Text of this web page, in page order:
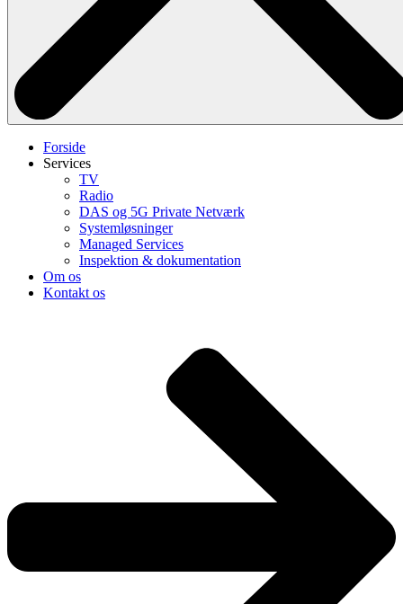
Forside
Services
TV
Radio
DAS og 5G Private Netværk
Systemløsninger
Managed Services
Inspektion & dokumentation
Om os
Kontakt os